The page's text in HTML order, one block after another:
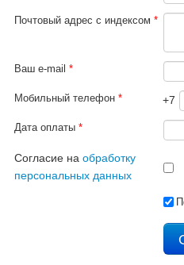
Почтовый адрес с индексом*
Ваш e-mail*
Мобильный телефон* +7
Дата оплаты*
Согласие наобработку
персональных данных